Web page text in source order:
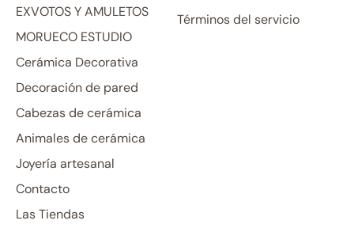
EXVOTOS Y AMULETOS
MORUECO ESTUDIO
Cerámica Decorativa
Decoración de pared
Cabezas de cerámica
Animales de cerámica
Joyería artesanal
Contacto
Las Tiendas
Términos del servicio